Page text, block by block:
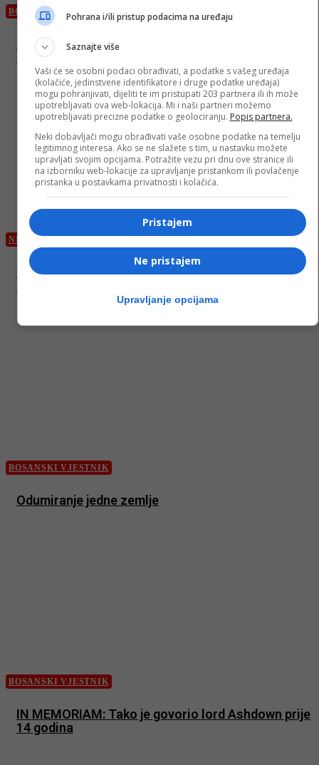
BOSANSKI VJESTNIK
Dunović: Odnos BiH i Hrvatske problematičan zbog
Čovića
NEKATEGORISANO
Humanitarna noć: Pogledajte kako je Milorad Dodik
BOSANSKI VJESTNIK
Odumiranje jedne zemlje
BOSANSKI VJESTNIK
IN MEMORIAM: Tako je govorio lord Ashdown prije
14 godina
Pohrana i/ili pristup podacima na uređaju
Saznajte više
Vaši će se osobni podaci obrađivati, a podatke s vašeg uređaja
(kolačiće, jedinstvene identifikatore i druge podatke uređaja)
mogu pohranjivati, dijeliti te im pristupati 203 partnera ili ih može
upotrebljavati ova web-lokacija. Mi i naši partneri možemo
upotrebljavati precizne podatke o geolociranju. Popis partnera.
Neki dobavljači mogu obrađivati vaše osobne podatke na temelju
legitimnog interesa. Ako se ne slažete s tim, u nastavku možete
upravljati svojim opcijama. Potražite vezu pri dnu ove stranice ili
na izborniku web-lokacije za upravljanje pristankom ili povlačenje
pristanka u postavkama privatnosti i kolačića.
Pristajem
Ne pristajem
Upravljanje opcijama